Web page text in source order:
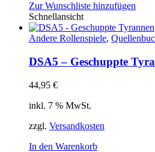
Zur Wunschliste hinzufügen
Schnellansicht
Andere Rollenspiele,
DSA5 – Geschuppte
44,95 €
inkl. 7 % MwSt.
zzgl. Versandkosten
In den Warenkorb